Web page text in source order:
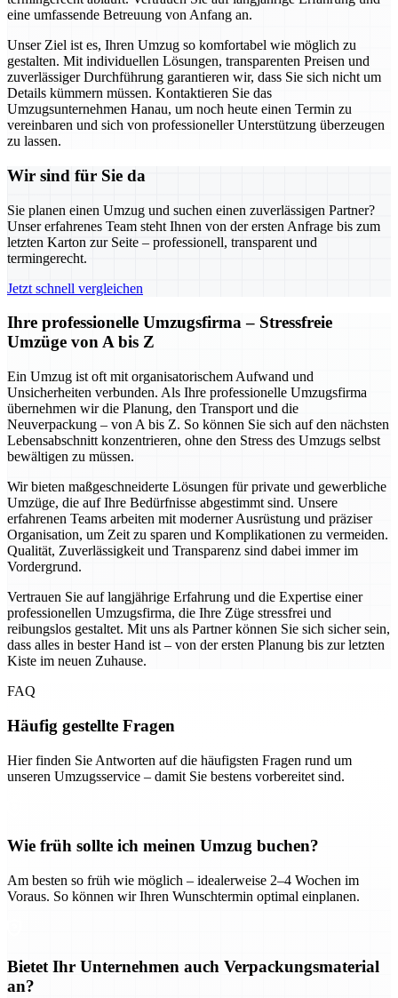
eine umfassende Betreuung von Anfang an.
Unser Ziel ist es, Ihren Umzug so komfortabel wie möglich zu
gestalten. Mit individuellen Lösungen, transparenten Preisen und
zuverlässiger Durchführung garantieren wir, dass Sie sich nicht um
Details kümmern müssen. Kontaktieren Sie das
Umzugsunternehmen Hanau, um noch heute einen Termin zu
vereinbaren und sich von professioneller Unterstützung überzeugen
zu lassen.
Wir sind für Sie da
Sie planen einen Umzug und suchen einen zuverlässigen Partner?
Unser erfahrenes Team steht Ihnen von der ersten Anfrage bis zum
letzten Karton zur Seite – professionell, transparent und
termingerecht.
Jetzt schnell vergleichen
Ihre professionelle Umzugsfirma – Stressfreie
Umzüge von A bis Z
Ein Umzug ist oft mit organisatorischem Aufwand und
Unsicherheiten verbunden. Als Ihre professionelle Umzugsfirma
übernehmen wir die Planung, den Transport und die
Neuverpackung – von A bis Z. So können Sie sich auf den nächsten
Lebensabschnitt konzentrieren, ohne den Stress des Umzugs selbst
bewältigen zu müssen.
Wir bieten maßgeschneiderte Lösungen für private und gewerbliche
Umzüge, die auf Ihre Bedürfnisse abgestimmt sind. Unsere
erfahrenen Teams arbeiten mit moderner Ausrüstung und präziser
Organisation, um Zeit zu sparen und Komplikationen zu vermeiden.
Qualität, Zuverlässigkeit und Transparenz sind dabei immer im
Vordergrund.
Vertrauen Sie auf langjährige Erfahrung und die Expertise einer
professionellen Umzugsfirma, die Ihre Züge stressfrei und
reibungslos gestaltet. Mit uns als Partner können Sie sich sicher sein,
dass alles in bester Hand ist – von der ersten Planung bis zur letzten
Kiste im neuen Zuhause.
FAQ
Häufig gestellte Fragen
Hier finden Sie Antworten auf die häufigsten Fragen rund um
unseren Umzugsservice – damit Sie bestens vorbereitet sind.
Wie früh sollte ich meinen Umzug buchen?
Am besten so früh wie möglich – idealerweise 2–4 Wochen im
Voraus. So können wir Ihren Wunschtermin optimal einplanen.
Bietet Ihr Unternehmen auch Verpackungsmaterial
an?